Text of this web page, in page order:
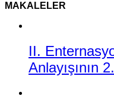
MAKALELER
II.
Anlayışının